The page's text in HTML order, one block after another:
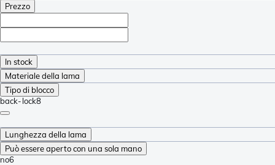
Prezzo
In stock
Materiale della lama
Tipo di blocco
back-lock8
Lunghezza della lama
Può essere aperto con una sola mano
no6